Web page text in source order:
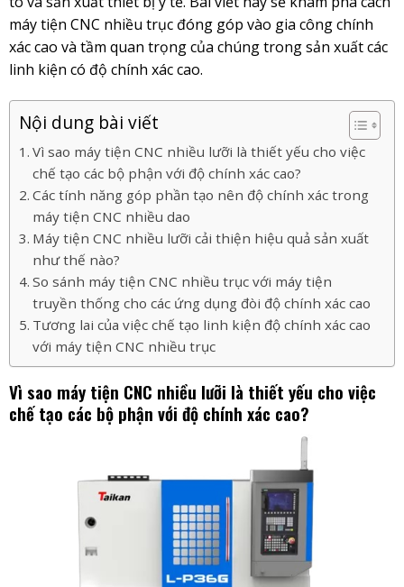
máy tiện CNC nhiều trục đóng góp vào gia công chính
xác cao và tầm quan trọng của chúng trong sản xuất các
linh kiện có độ chính xác cao.
Nội dung bài viết
Vì sao máy tiện CNC nhiều lưỡi là thiết yếu cho việc
chế tạo các bộ phận với độ chính xác cao?
Các tính năng góp phần tạo nên độ chính xác trong
máy tiện CNC nhiều dao
Máy tiện CNC nhiều lưỡi cải thiện hiệu quả sản xuất
như thế nào?
So sánh máy tiện CNC nhiều trục với máy tiện
truyền thống cho các ứng dụng đòi độ chính xác cao
Tương lai của việc chế tạo linh kiện độ chính xác cao
với máy tiện CNC nhiều trục
Vì sao máy tiện CNC nhiều lưỡi là thiết yếu cho việc
chế tạo các bộ phận với độ chính xác cao?